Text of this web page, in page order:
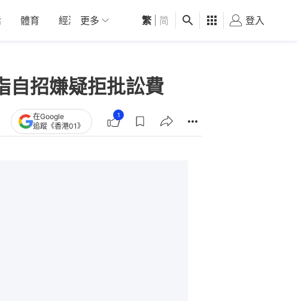
體育 經濟 01深圳 觀點 健康 好食玩飛
更多 繁 简 登入
招嫌疑拒批訟費
在Google
追蹤《香港01》
1